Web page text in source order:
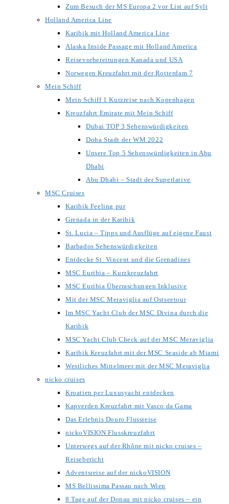
Zum Besuch der MS Europa 2 vor List auf Sylt
Holland America Line
Karibik mit Holland America Line
Alaska Inside Passage mit Holland America
Reisevorbereitungen Kanada und USA
Norwegen Kreuzfahrt mit der Rotterdam 7
Mein Schiff
Mein Schiff 1 Kurzreise nach Kopenhagen
Kreuzfahrt Emirate mit Mein Schiff
Dubai TOP 3 Sehenswürdigkeiten
Doha Stadt der WM 2022
Unsere Top 5 Sehenswürdigkeiten in Abu
Dhabi
Abu Dhabi – Stadt der Superlative
MSC Cruises
Karibik Feeling pur
Grenada in der Karibik
St. Lucia – Tipps und Ausflüge auf eigene Faust
Barbados Sehenswürdigkeiten
Entdecke St. Vincent und die Grenadines
MSC Euribia – Kurzkreuzfahrt
MSC Euribia Überraschungen Inklusive
Mit der MSC Meraviglia auf Ostseetour
Im MSC Yacht Club der MSC Divina durch die
Karibik
MSC Yacht Club Check auf der MSC Meraviglia
Karibik Kreuzfahrt mit der MSC Seaside ab Miami
Westliches Mittelmeer mit der MSC Meraviglia
nicko cruises
Kroatien per Luxusyacht entdecken
Kapverden Kreuzfahrt mit Vasco da Gama
Das Erlebnis Douro Flussreise
nickoVISION Flusskreuzfahrt
Unterwegs auf der Rhône mit nicko cruises –
Reisebericht
Adventsreise auf der nickoVISION
MS Bellissima Passau nach Wien
8 Tage auf der Donau mit nicko cruises – ein